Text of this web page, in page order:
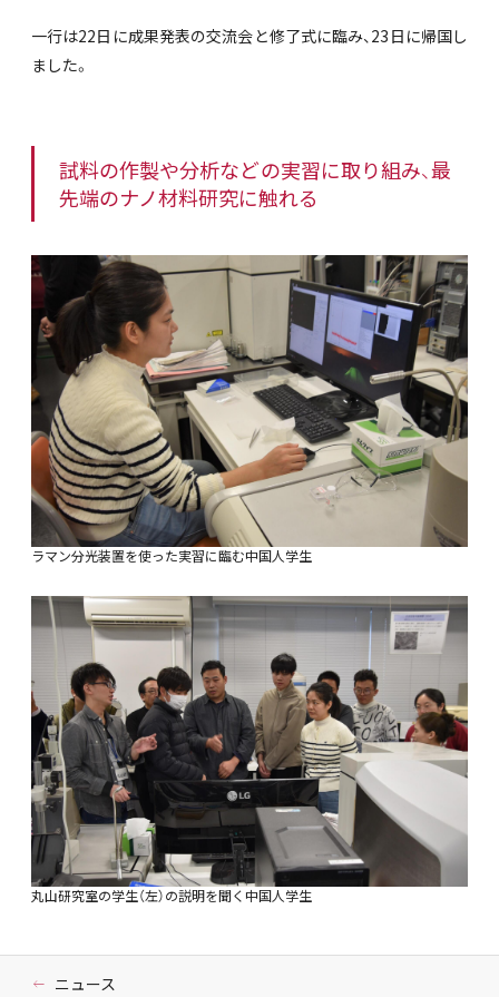
一行は22日に成果発表の交流会と修了式に臨み、23日に帰国し
ました。
試料の作製や分析などの実習に取り組み、最
先端のナノ材料研究に触れる
ラマン分光装置を使った実習に臨む中国人学生
丸山研究室の学生（左）の説明を聞く中国人学生
ニュース